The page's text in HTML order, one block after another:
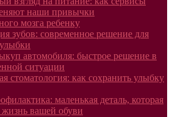
наши привычки
мозга ребенку
зубов: современное решение для
автомобиля: быстрое решение в
ситуации
стоматология: как сохранить улыбку
маленькая деталь, которая
жизнь вашей обуви